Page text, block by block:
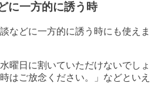
に一方的に誘う時
などに一方的に誘う時にも使えま
曜日に割いていただけないでしょ
はご放念ください。」などといえ